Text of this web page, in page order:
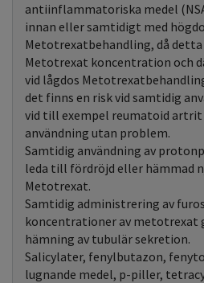
antiinflammatoriska medel
innan eller samtidigt med
Metotrexatbehandling, då
Metotrexat koncentration och
vid lågdos
det finns en risk vid samtidig
vid till exempel reumatoid
användning utan problem.
Samtidig användning av
leda till fördröjd eller hämmad
Metotrexat.
Samtidig administrering av
koncentrationer av metotrexat
hämning av tubulär sekretion.
Salicylater, fenylbutazon,
lugnande medel, p-piller,